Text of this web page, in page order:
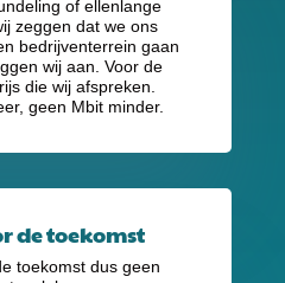
of ellenlange
zeggen dat we ons
bedrijventerrein gaan
wij aan. Voor de
die wij afspreken.
geen Mbit minder.
de toekomst
toekomst dus geen